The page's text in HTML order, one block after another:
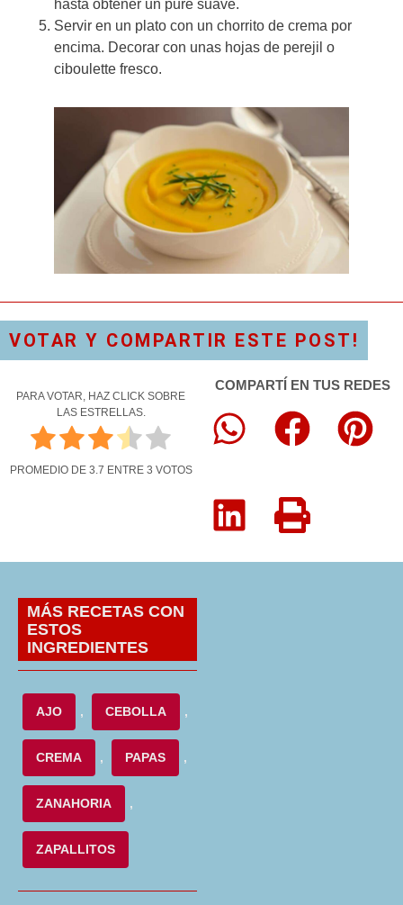
hasta obtener un puré suave.
Servir en un plato con un chorrito de crema por
encima. Decorar con unas hojas de perejil o
ciboulette fresco.
VOTAR Y COMPARTIR ESTE POST!
PARA VOTAR, HAZ CLICK SOBRE
LAS ESTRELLAS.
PROMEDIO DE 3.7 ENTRE 3 VOTOS
COMPARTÍ EN TUS REDES
MÁS RECETAS CON
ESTOS
INGREDIENTES
AJO , CEBOLLA ,
CREMA , PAPAS ,
ZANAHORIA ,
ZAPALLITOS